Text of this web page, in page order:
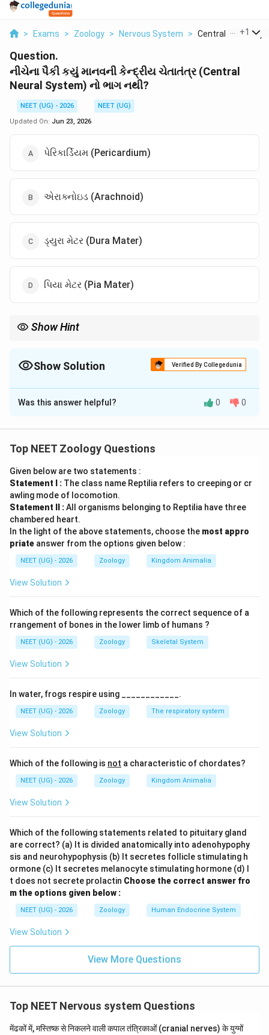
> Exams > Zoology > Nervous System > Central Neural
+1
Question.
નીચેના પૈકી કયું માનવની કેન્દ્રીય ચેતાતંત્ર (Central
Neural System) નો ભાગ નથી?
NEET (UG) - 2026
NEET (UG)
Updated On: Jun 23, 2026
પેરિકાર્ડિયમ (Pericardium)
એરાક્નોઇડ (Arachnoid)
ડ્યુરા મેટર (Dura Mater)
પિયા મેટર (Pia Mater)
Show Hint
Show Solution Verified By Collegedunia
The Correct Option isA
Solution and Explanation
મગજ અને ચેતાતંત્રના રક્ષણાત્મક આવરણો (Meninges).
Step 2: Detailed Explanation:
ડ્યુરા મેટર, એરાક્નોઇડ અને પિયા મેટર એ મગજના
રક્ષણાત્મક આવરણો (Meninges) છે. પેરિકાર્ડિયમ એ હૃદયનું
રક્ષણાત્મક આવરણ છે, ચેતાતંત્રનું નહીં.
Step 3: Final Answer:
પેરિકાર્ડિયમ કેન્દ્રીય ચેતાતંત્રનો ભાગ નથી.
Was this answer helpful? 0 0
Top NEET Zoology Questions
Given below are two statements :
Statement I : The class name Reptilia refers to creeping or cr
awling mode of locomotion.
Statement II :All organisms belonging to Reptilia have three
chambered heart.
In the light of the above statements, choose the most appro
priate answer from the options given below :
NEET (UG) - 2026 Zoology Kingdom Animalia
View Solution
Which of the following represents the correct sequence of a
rrangement of bones in the lower limb of humans ?
NEET (UG) - 2026 Zoology Skeletal System
View Solution
In water, frogs respire using ____________.
NEET (UG) - 2026 Zoology The respiratory system
View Solution
Which of the following is not a characteristic of chordates?
NEET (UG) - 2026 Zoology Kingdom Animalia
View Solution
Which of the following statements related to pituitary gland
are correct? (a) It is divided anatomically into adenohypophy
sis and neurohypophysis (b) It secretes follicle stimulating h
ormone (c) It secretes melanocyte stimulating hormone (d) I
t does not secrete prolactin Choose the correct answer fro
m the options given below :
NEET (UG) - 2026 Zoology Human Endocrine System
View Solution
View More Questions
Top NEET Nervous system Questions
मेंढकों में, मस्तिष्क से निकलने वाली कपाल तंत्रिकाओं (cranial nerves) के युग्मों